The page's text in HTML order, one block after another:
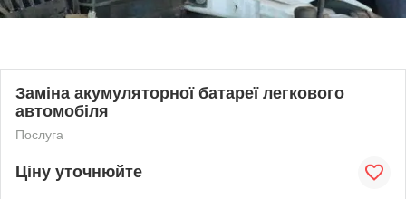
Заміна акумуляторної батареї легкового
автомобіля
Послуга
Ціну уточнюйте